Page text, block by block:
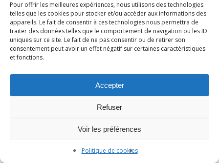
Pour offrir les meilleures expériences, nous utilisons des technologies
telles que les cookies pour stocker et/ou accéder aux informations des
appareils. Le fait de consentir à ces technologies nous permettra de
traiter des données telles que le comportement de navigation ou les ID
uniques sur ce site. Le fait de ne pas consentir ou de retirer son
consentement peut avoir un effet négatif sur certaines caractéristiques
et fonctions.
Accepter
Refuser
Voir les préférences
Politique de cookies